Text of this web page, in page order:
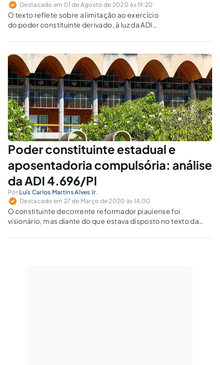
Destacado em 01 de Agosto de 2020 às 19:20
O texto reflete sobre a limitação ao exercício
do poder constituinte derivado, à luz da ADI
impossibilidade de os Estados regularem o
zoneamento urbano dos municípios
Poder constituinte estadual e
aposentadoria compulsória: análise
da ADI 4.696/PI
Por Luís Carlos Martins Alves Jr.
Destacado em 27 de Março de 2020 às 14:00
O constituinte decorrente reformador piauiense foi
visionário, mas diante do que estava disposto no texto da
compulsória dos servidores públicos, a sua decisão política